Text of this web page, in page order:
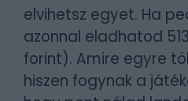
elvihetsz egyet. Ha
azonnal eladhatod
forint). Amire egyre
hiszen fogynak a